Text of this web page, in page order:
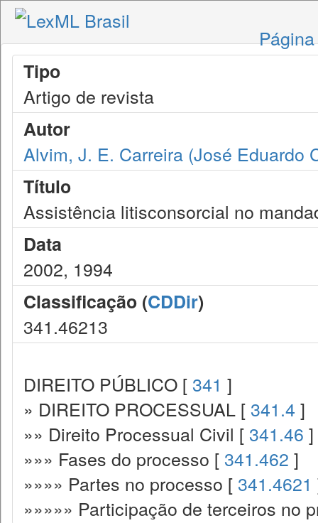
Tipo
Artigo de revista
Autor
Alvim, J. E. Carreira (José Eduardo
Título
Assistência litisconsorcial no
Data
2002, 1994
Classificação (CDDir)
341.46213
DIREITO PÚBLICO [ 341 ]
» DIREITO PROCESSUAL [ 341.4 ]
»» Direito Processual Civil [ 341.46 ]
»»» Fases do processo [ 341.462 ]
»»»» Partes no processo [ 341.4621
»»»»» Participação de terceiros no